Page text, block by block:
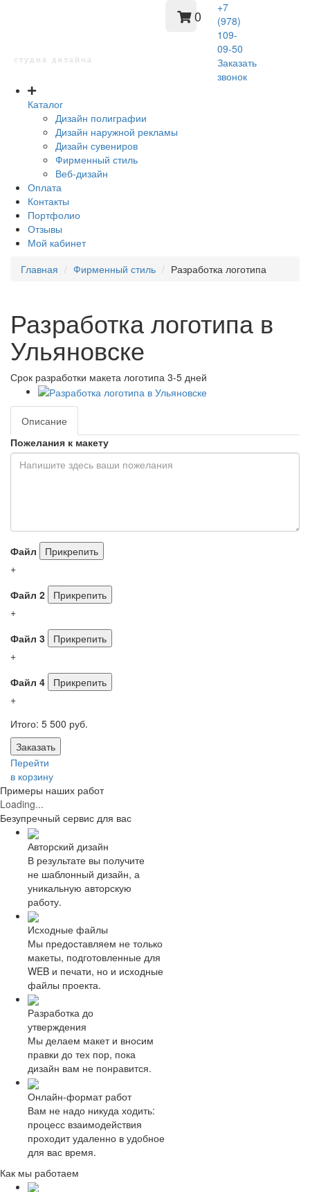
0
+7
(978)
109-
09-50
Заказать
звонок
Каталог
Дизайн полиграфии
Дизайн наружной рекламы
Дизайн сувениров
Фирменный стиль
Веб-дизайн
Оплата
Контакты
Портфолио
Отзывы
Мой кабинет
Главная
Фирменный стиль Разработка логотипа
Разработка логотипа в
Ульяновске
Срок разработки макета логотипа 3-5 дней
Описание
Пожелания к макету
Файл
Прикрепить
+
Файл 2
Прикрепить
+
Файл 3
Прикрепить
+
Файл 4
Прикрепить
+
Итого: 5 500 руб.
Заказать
Перейти
в корзину
Примеры наших работ
Loading...
Безупречный сервис для вас
Авторский дизайн
В результате вы получите
не шаблонный дизайн, а
уникальную авторскую
работу.
Исходные файлы
Мы предоставляем не только
макеты, подготовленные для
WEB и печати, но и исходные
файлы проекта.
Разработка до
утверждения
Мы делаем макет и вносим
правки до тех пор, пока
дизайн вам не понравится.
Онлайн-формат работ
Вам не надо никуда ходить:
процесс взаимодействия
проходит удаленно в удобное
для вас время.
Как мы работаем